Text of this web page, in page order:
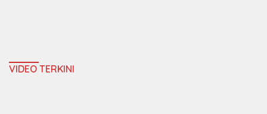
VIDEO TERKINI